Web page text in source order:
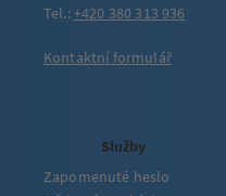
Tel.:+420 380 313 936
Kontaktní formulář
Služby
Zapomenuté heslo